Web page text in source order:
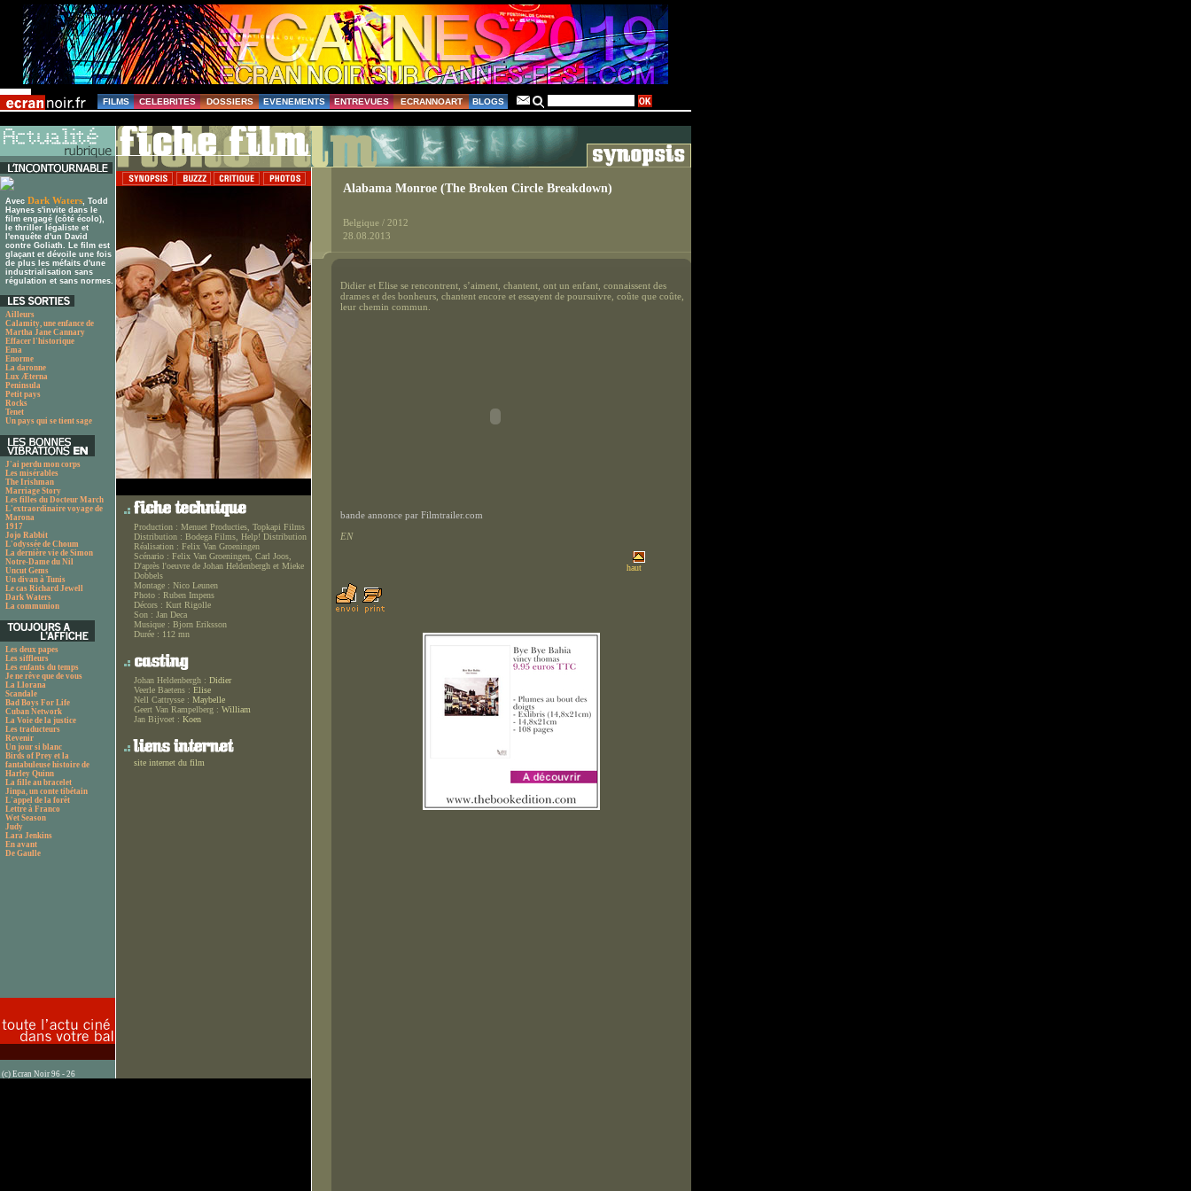
FILMS CELEBRITES DOSSIERS EVENEMENTS ENTREVUES ECRANNOART BLOGS
Avec Dark Waters, Todd
Haynes s'invite dans le
film engagé (côté écolo),
le thriller légaliste et
l'enquête d'un David
contre Goliath. Le film est
glaçant et dévoile une fois
de plus les méfaits d'une
industrialisation sans
régulation et sans normes.
Ailleurs
Calamity, une enfance de
Martha Jane Cannary
Effacer l'historique
Ema
Enorme
La daronne
Lux Æterna
Peninsula
Petit pays
Rocks
Tenet
Un pays qui se tient sage
J'ai perdu mon corps
Les misérables
The Irishman
Marriage Story
Les filles du Docteur March
L'extraordinaire voyage de
Marona
1917
Jojo Rabbit
L'odyssée de Choum
La dernière vie de Simon
Notre-Dame du Nil
Uncut Gems
Un divan à Tunis
Le cas Richard Jewell
Dark Waters
La communion
Les deux papes
Les siffleurs
Les enfants du temps
Je ne rêve que de vous
La Llorana
Scandale
Bad Boys For Life
Cuban Network
La Voie de la justice
Les traducteurs
Revenir
Un jour si blanc
Birds of Prey et la
fantabuleuse histoire de
Harley Quinn
La fille au bracelet
Jinpa, un conte tibétain
L'appel de la forêt
Lettre à Franco
Wet Season
Judy
Lara Jenkins
En avant
De Gaulle
(c) Ecran Noir 96 - 26
Production : Menuet Producties, Topkapi Films
Distribution : Bodega Films, Help! Distribution
Réalisation : Felix Van Groeningen
Scénario : Felix Van Groeningen, Carl Joos,
D'après l'oeuvre de Johan Heldenbergh et Mieke
Dobbels
Montage : Nico Leunen
Photo : Ruben Impens
Décors : Kurt Rigolle
Son : Jan Deca
Musique : Bjorn Eriksson
Durée : 112 mn
Johan Heldenbergh : Didier
Veerle Baetens : Elise
Nell Cattrysse : Maybelle
Geert Van Rampelberg : William
Jan Bijvoet : Koen
site internet du film
Alabama Monroe (The Broken Circle Breakdown)
Belgique / 2012
28.08.2013
Didier et Elise se rencontrent, s’aiment, chantent, ont un enfant, connaissent des
drames et des bonheurs, chantent encore et essayent de poursuivre, coûte que coûte,
leur chemin commun.
bande annonce par Filmtrailer.com
EN
haut